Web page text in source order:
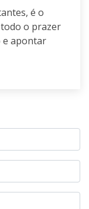
é o
todo o prazer
e apontar